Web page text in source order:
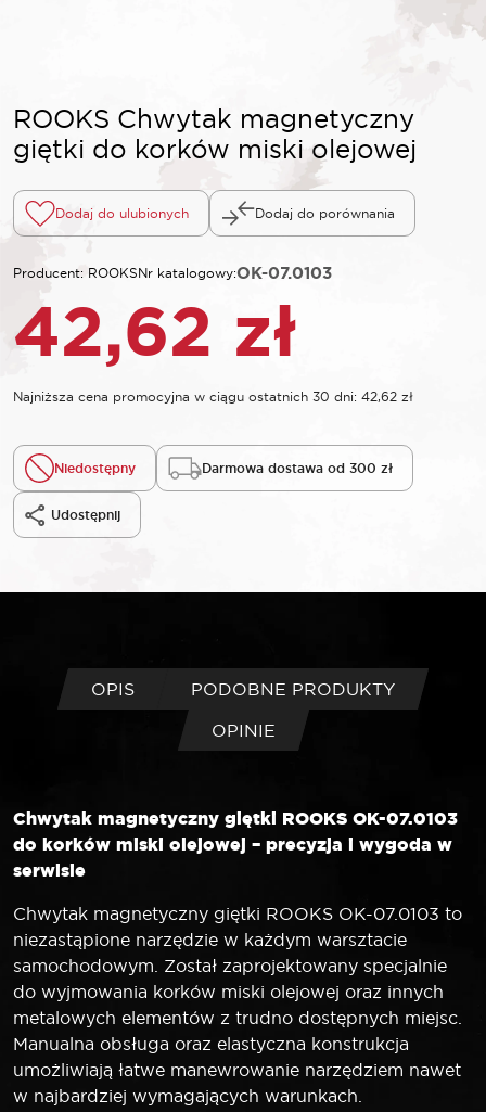
ROOKS Chwytak magnetyczny
giętki do korków miski olejowej
Dodaj do ulubionych Dodaj do porównania
Producent: ROOKSNr katalogowy:OK-07.0103
42,62 zł
Najniższa cena promocyjna w ciągu ostatnich 30 dni: 42,62 zł
Niedostępny Darmowa dostawa od 300 zł
Udostępnij
OPIS
PODOBNE PRODUKTY
OPINIE
Chwytak magnetyczny giętki ROOKS OK-07.0103
do korków miski olejowej – precyzja i wygoda w
serwisie
Chwytak magnetyczny giętki ROOKS OK-07.0103 to
niezastąpione narzędzie w każdym warsztacie
samochodowym. Został zaprojektowany specjalnie
do wyjmowania korków miski olejowej oraz innych
metalowych elementów z trudno dostępnych miejsc.
Manualna obsługa oraz elastyczna konstrukcja
umożliwiają łatwe manewrowanie narzędziem nawet
w najbardziej wymagających warunkach.